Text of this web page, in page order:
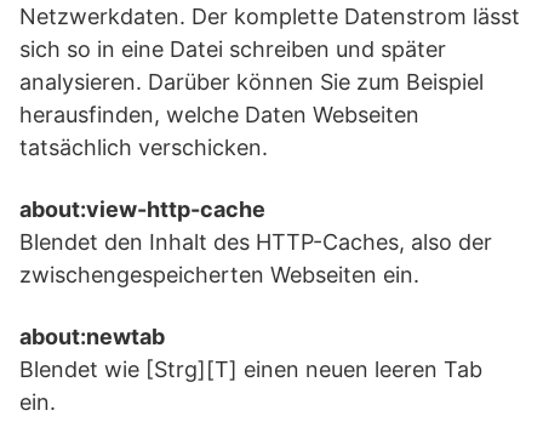
Netzwerkdaten. Der komplette Datenstrom lässt
sich so in eine Datei schreiben und später
analysieren. Darüber können Sie zum Beispiel
herausfinden, welche Daten Webseiten
tatsächlich verschicken.
about:view-http-cache
Blendet den Inhalt des HTTP-Caches, also der
zwischengespeicherten Webseiten ein.
about:newtab
Blendet wie [Strg][T] einen neuen leeren Tab
ein.